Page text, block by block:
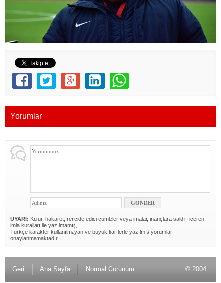
Yorumlar
UYARI: Küfür, hakaret, rencide edici cümleler veya imalar, inançlara saldırı içeren,
imla kuralları ile yazılmamış,
Türkçe karakter kullanılmayan ve büyük harflerle yazılmış yorumlar
onaylanmamaktadır.
Geri Ana Sayfa Normal Görünüm © 2004